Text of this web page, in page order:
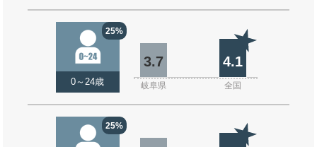
25%
0～24歳
3.7 4.1
岐阜県 全国
25%